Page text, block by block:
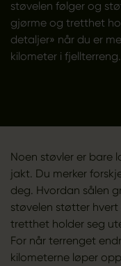
støvelen følger og
gjørme og tretthet
detaljer» når du er
kilometer i
Noen støvler er bare
jakt. Du merker
deg. Hvordan sålen
støvelen støtter
tretthet holder seg
For når terrenget
kilometerne løper